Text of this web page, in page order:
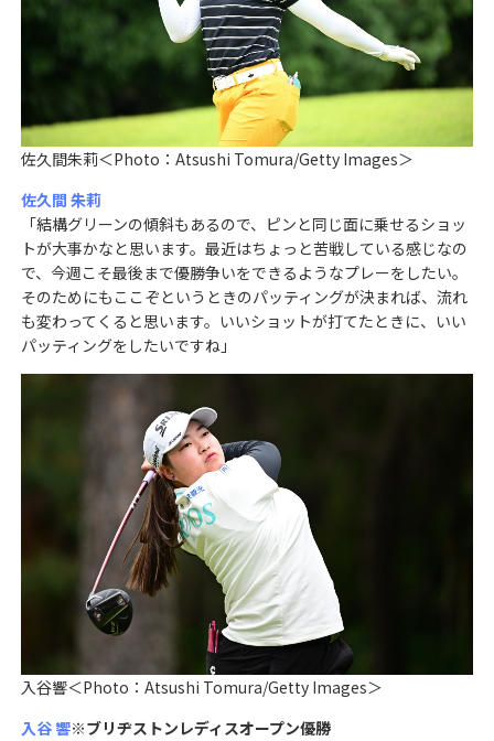
佐久間朱莉＜Photo：Atsushi Tomura/Getty Images＞
佐久間 朱莉
「結構グリーンの傾斜もあるので、ピンと同じ面に乗せるショッ
トが大事かなと思います。最近はちょっと苦戦している感じなの
で、今週こそ最後まで優勝争いをできるようなプレーをしたい。
そのためにもここぞというときのパッティングが決まれば、流れ
も変わってくると思います。いいショットが打てたときに、いい
パッティングをしたいですね」
入谷響＜Photo：Atsushi Tomura/Getty Images＞
入谷 響※ブリヂストンレディスオープン優勝